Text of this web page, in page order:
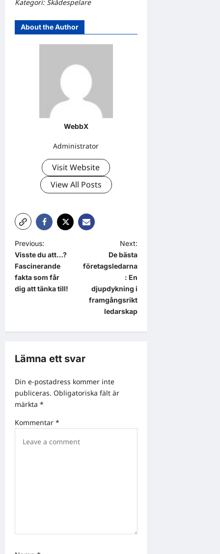
Kategori: Skådespelare
About the Author
WebbX
Administrator
Visit Website
View All Posts
P
o
s
t
i
a
t
o
Previous:
Visste du att…?
Fascinerande
fakta som får
dig att tänka till!
Next:
De bästa
företagsledarna
: En
djupdykning i
framgångsrikt
ledarskap
Lämna ett svar
Din e-postadress kommer inte
publiceras. Obligatoriska fält är
märkta *
Kommentar *